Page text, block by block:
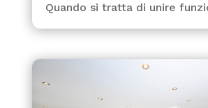
Quando si tratta di unire